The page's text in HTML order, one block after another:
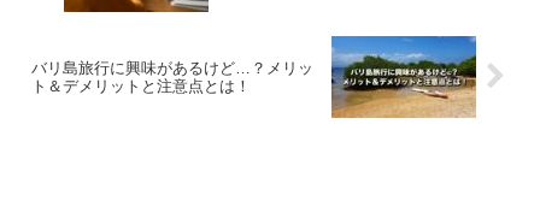
バリ島旅行に興味があるけど…？メリッ
ト＆デメリットと注意点とは！